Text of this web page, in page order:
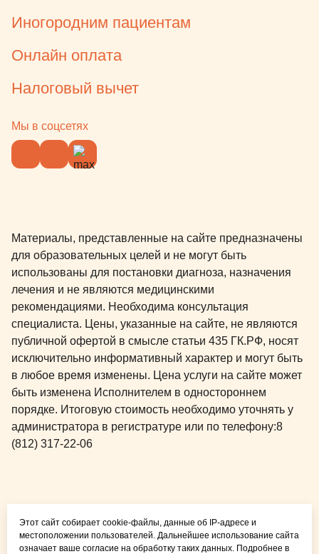
Иногородним пациентам
Онлайн оплата
Налоговый вычет
Мы в соцсетях
Материалы, представленные на сайте предназначены
для образовательных целей и не могут быть
использованы для постановки диагноза, назначения
лечения и не являются медицинскими
рекомендациями. Необходима консультация
специалиста. Цены, указанные на сайте, не являются
публичной офертой в смысле статьи 435 ГК.РФ, носят
исключительно информативный характер и могут быть
в любое время изменены. Цена услуги на сайте может
быть изменена Исполнителем в одностороннем
порядке. Итоговую стоимость необходимо уточнять у
администратора в регистратуре или по телефону:8
(812) 317-22-06
детей и взрослых
Этот сайт собирает cookie-файлы, данные об IP-адресе и
местоположении пользователей. Дальнейшее использование сайта
означает ваше согласие на обработку таких данных. Подробнее в